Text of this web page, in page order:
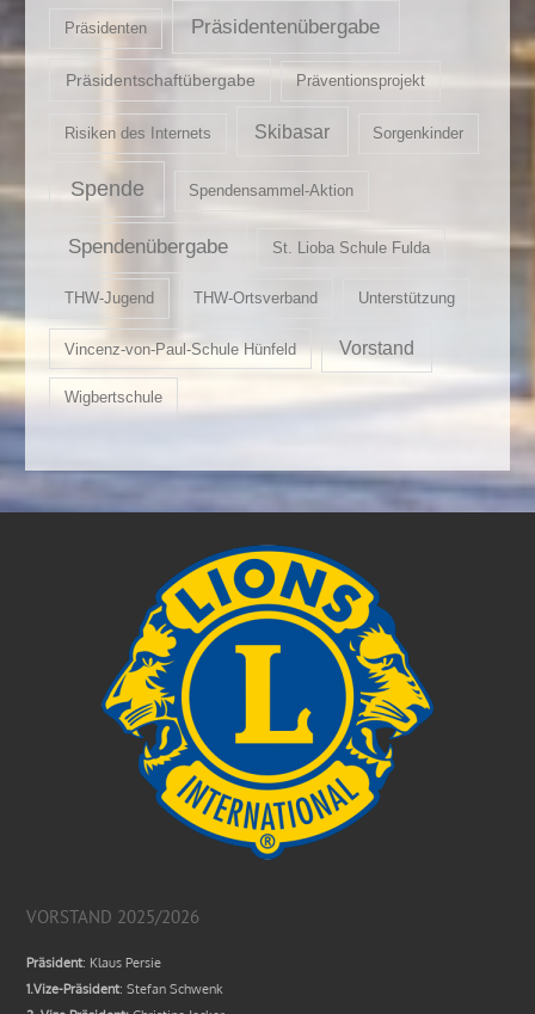
Präsidenten Präsidentenübergabe
Präsidentschaftübergabe Präventionsprojekt
Risiken des Internets Skibasar Sorgenkinder
Spende Spendensammel-Aktion
Spendenübergabe St. Lioba Schule Fulda
THW-Jugend THW-Ortsverband Unterstützung
Vincenz-von-Paul-Schule Hünfeld Vorstand
Wigbertschule
VORSTAND 2025/2026
Präsident: Klaus Persie
1.Vize-Präsident: Stefan Schwenk